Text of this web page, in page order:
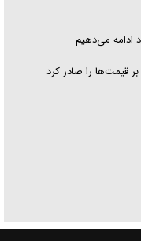
ادامه می‌دهیم
قیمت‌ها را صادر کرد